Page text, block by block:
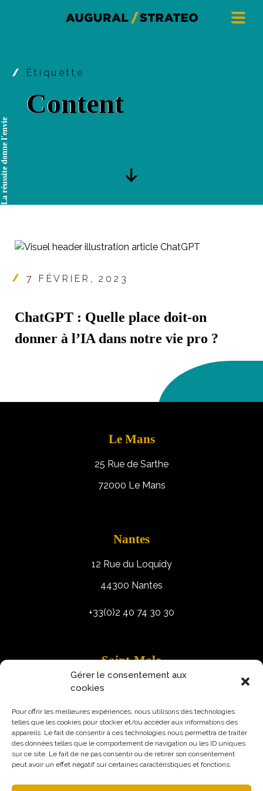
Gérer le consentement aux
cookies
Pour offrir les meilleures expériences, nous utilisons des technologies
telles que les cookies pour stocker et/ou accéder aux informations des
appareils. Le fait de consentir à ces technologies nous permettra de traiter
des données telles que le comportement de navigation ou les ID uniques
sur ce site. Le fait de ne pas consentir ou de retirer son consentement
peut avoir un effet négatif sur certaines caractéristiques et fonctions.
La réussite donne l'envie
Étiquette
Content
7 FÉVRIER, 2023
ChatGPT : Quelle place doit-on
donner à l’IA dans notre vie pro ?
Le Mans
25 Rue de Sarthe
72000 Le Mans
Nantes
12 Rue du Loquidy
44300 Nantes
+33(0)2 40 74 30 30
Saint-Malo
9 Rue Robert Schuman
35400 Saint-Malo